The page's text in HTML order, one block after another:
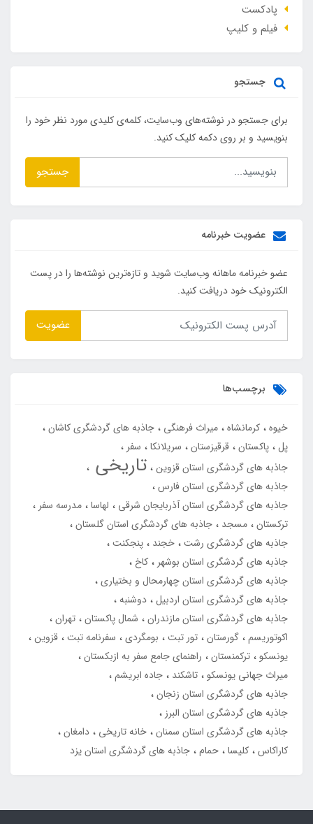
پادکست
فیلم و کلیپ
جستجو
برای جستجو در نوشته‌های وب‌سایت، کلمه‌ی کلیدی مورد نظر خود را
بنویسید و بر روی دکمه کلیک کنید.
جستجو
عضویت خبرنامه
عضو خبرنامه ماهانه وب‌سایت شوید و تازه‌ترین نوشته‌ها را در پست
الکترونیک خود دریافت کنید.
عضویت
برچسب‌ها
خیوه کرمانشاه میراث فرهنگی
جاذبه های گردشگری کاشان
پل پاکستان قرقیزستان سریلانکا
سفر
جاذبه های گردشگری استان قزوین تاریخی
جاذبه های گردشگری استان فارس
جاذبه های گردشگری استان آذربایجان شرقی
لهاسا مدرسه سفر
ترکستان مسجد
جاذبه های گردشگری استان گلستان
جاذبه های گردشگری رشت خجند
پنجکنت
جاذبه های گردشگری استان بوشهر
کاخ
جاذبه های گردشگری استان چهارمحال و بختیاری
جاذبه های گردشگری استان اردبیل دوشنبه
جاذبه های گردشگری استان مازندران
شمال پاکستان تهران
اکوتوریسم گورستان تور تبت بومگردی سفرنامه تبت قزوین
یونسکو ترکمنستان
راهنمای جامع سفر به ازبکستان
میراث جهانی یونسکو تاشکند
جاده ابریشم
جاذبه های گردشگری استان زنجان
جاذبه های گردشگری استان البرز
جاذبه های گردشگری استان سمنان خانه تاریخی
دامغان
کاراکاس کلیسا حمام جاذبه های گردشگری استان یزد